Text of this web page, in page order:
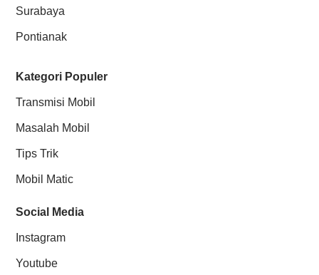
Surabaya
Pontianak
Kategori Populer
Transmisi Mobil
Masalah Mobil
Tips Trik
Mobil Matic
Social Media
Instagram
Youtube